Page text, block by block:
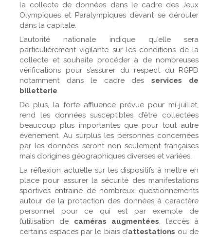
la collecte de données dans le cadre des Jeux
Olympiques et Paralympiques devant se dérouler
dans la capitale.
L’autorité nationale indique qu’elle sera
particulièrement vigilante sur les conditions de la
collecte et souhaite procéder à de nombreuses
vérifications pour s’assurer du respect du RGPD
notamment dans le cadre des services de
billetterie.
De plus, la forte affluence prévue pour mi-juillet,
rend les données susceptibles d’être collectées
beaucoup plus importantes que pour tout autre
évènement. Au surplus les personnes concernées
par les données seront non seulement françaises
mais d’origines géographiques diverses et variées.
La réflexion actuelle sur les dispositifs à mettre en
place pour assurer la sécurité des manifestations
sportives entraine de nombreux questionnements
autour de la protection des données à caractère
personnel pour ce qui est par exemple de
l’utilisation de caméras augmentées, l’accès à
certains espaces par le biais d’attestations ou de